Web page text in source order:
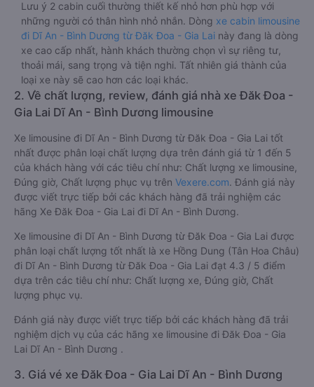
Lưu ý 2 cabin cuối thường thiết kế nhỏ hơn phù hợp với
những người có thân hình nhỏ nhắn. Dòng xe cabin limousine
đi Dĩ An - Bình Dương từ Đăk Đoa - Gia Lai này đang là dòng
xe cao cấp nhất, hành khách thường chọn vì sự riêng tư,
thoải mái, sang trọng và tiện nghi. Tất nhiên giá thành của
loại xe này sẽ cao hơn các loại khác.
2. Về chất lượng, review, đánh giá nhà xe Đăk Đoa -
Gia Lai Dĩ An - Bình Dương limousine
Xe limousine đi Dĩ An - Bình Dương từ Đăk Đoa - Gia Lai tốt
nhất được phân loại chất lượng dựa trên đánh giá từ 1 đến 5
của khách hàng với các tiêu chí như: Chất lượng xe limousine,
Đúng giờ, Chất lượng phục vụ trên Vexere.com. Đánh giá này
được viết trực tiếp bởi các khách hàng đã trải nghiệm các
hãng Xe Đăk Đoa - Gia Lai đi Dĩ An - Bình Dương.
Xe limousine đi Dĩ An - Bình Dương từ Đăk Đoa - Gia Lai được
phân loại chất lượng tốt nhất là xe Hồng Dung (Tân Hoa Châu)
đi Dĩ An - Bình Dương từ Đăk Đoa - Gia Lai đạt 4.3 / 5 điểm
dựa trên các tiêu chí như: Chất lượng xe, Đúng giờ, Chất
lượng phục vụ.
Đánh giá này được viết trực tiếp bởi các khách hàng đã trải
nghiệm dịch vụ của các hãng xe limousine đi Đăk Đoa - Gia
Lai Dĩ An - Bình Dương .
3. Giá vé xe Đăk Đoa - Gia Lai Dĩ An - Bình Dương